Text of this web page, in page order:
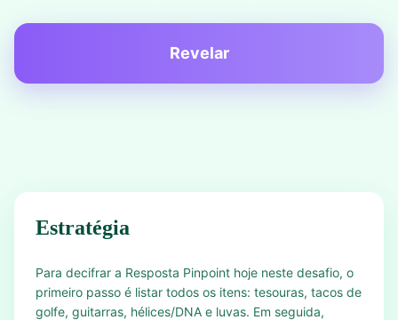
Revelar
Estratégia
Para decifrar a Resposta Pinpoint hoje neste desafio, o
primeiro passo é listar todos os itens: tesouras, tacos de
golfe, guitarras, hélices/DNA e luvas. Em seguida,